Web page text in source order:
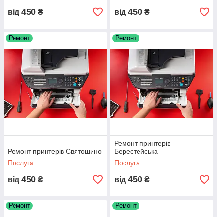
від 450 ₴ від 450 ₴
Ремонт
Ремонт принтерів Святошино
Послуга
від 450 ₴
Ремонт
Ремонт принтерів
Берестейська
Послуга
від 450 ₴
Ремонт Ремонт